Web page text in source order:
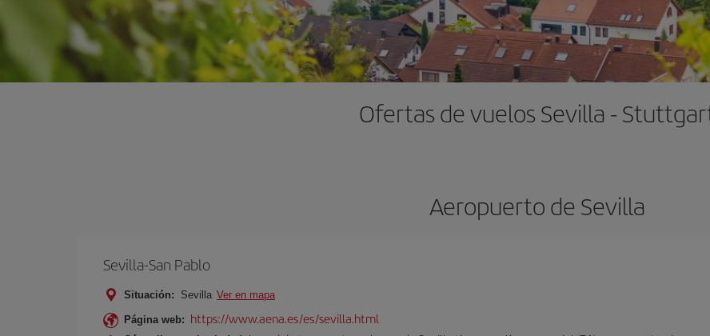
Ofertas de vuelos Sevilla -
Aeropuerto de Sevilla
Sevilla-San Pablo
Situación: Sevilla Ver en mapa
Página web: https://www.aena.es/es/sevilla.html